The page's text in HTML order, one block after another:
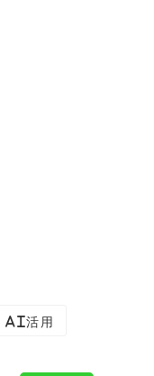
AI活用